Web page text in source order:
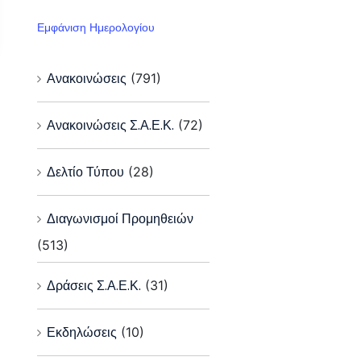
Εμφάνιση Ημερολογίου
Ανακοινώσεις (791)
Ανακοινώσεις Σ.Α.Ε.Κ. (72)
Δελτίο Τύπου (28)
Διαγωνισμοί Προμηθειών
(513)
Δράσεις Σ.Α.Ε.Κ. (31)
Εκδηλώσεις (10)